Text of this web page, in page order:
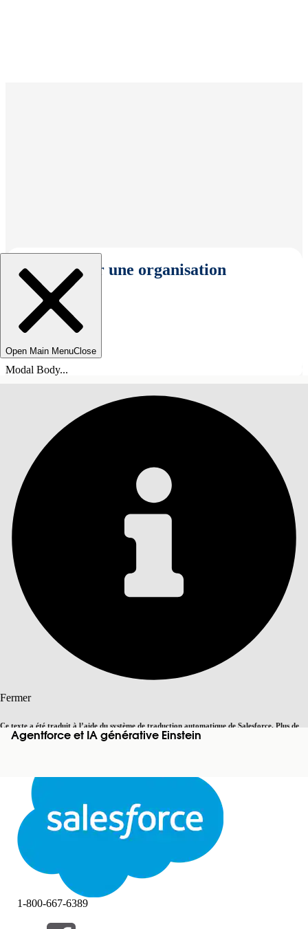
Sélectionner une organisation
Open Main MenuClose
Modal Body...
Fermer
Ce texte a été traduit à l’aide du système de traduction automatique de Salesforce. Plus de
détails, consultez <cette page.
Basculer vers la page en anglais
Fermer
Agentforce et IA générative Einstein
Table des matières
TABLE DES MATIÈRES
Rechercher
1-800-667-6389